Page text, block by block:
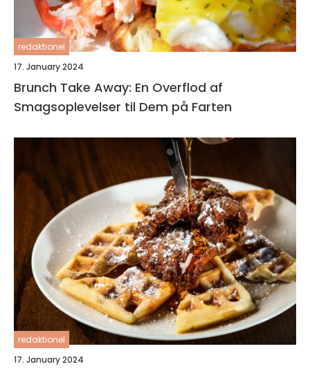
redaktionel
17. January 2024
Brunch Take Away: En Overflod af
Smagsoplevelser til Dem på Farten
redaktionel
17. January 2024